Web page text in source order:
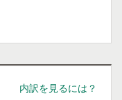
内訳を見るには？